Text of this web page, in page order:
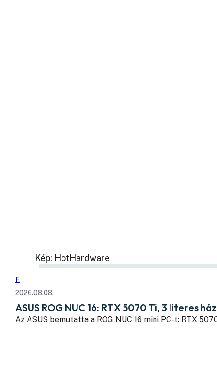
Kép: HotHardware
F
2026.08.08.
ASUS ROG NUC 16: RTX 5070 Ti, 3 literes
Az ASUS bemutatta a ROG NUC 16 mini PC-t: RTX